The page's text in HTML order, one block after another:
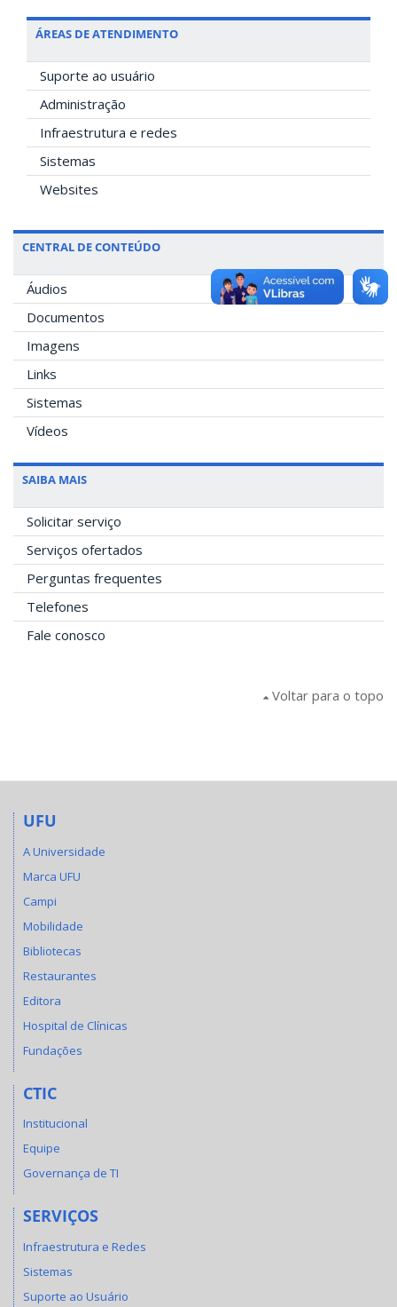
ÁREAS DE ATENDIMENTO
Suporte ao usuário
Administração
Infraestrutura e redes
Sistemas
Websites
CENTRAL DE CONTEÚDO
Áudios
Documentos
Imagens
Links
Sistemas
Vídeos
SAIBA MAIS
Solicitar serviço
Serviços ofertados
Perguntas frequentes
Telefones
Fale conosco
Voltar para o topo
UFU
A Universidade
Marca UFU
Campi
Mobilidade
Bibliotecas
Restaurantes
Editora
Hospital de Clínicas
Fundações
CTIC
Institucional
Equipe
Governança de TI
SERVIÇOS
Infraestrutura e Redes
Sistemas
Suporte ao Usuário